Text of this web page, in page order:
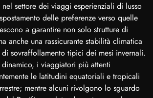
nel settore dei viaggi esperienziali di lusso
delle preferenze verso quelle
a garantire non solo strutture di
anche una rassicurante stabilità climatica
sovraffollamento tipici dei mesi invernali.
dinamico, i viaggiatori più attenti
le latitudini equatoriali e tropicali
mentre alcuni rivolgono lo sguardo